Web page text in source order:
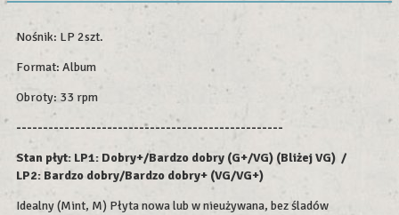
Nośnik: LP 2szt.
Format: Album
Obroty: 33 rpm
--------------------------------------------------
Stan płyt: LP1: Dobry+/Bardzo dobry (G+/VG) (Bliżej VG) /
LP2: Bardzo dobry/Bardzo dobry+ (VG/VG+)
Idealny (Mint, M) Płyta nowa lub w nieużywana, bez śladów